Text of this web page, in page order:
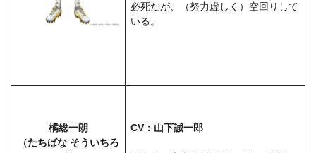
必死だが、（努力虚しく）空回りして
いる。
橘総一朗
（たちばな そういちろ
CV：山下誠一郎